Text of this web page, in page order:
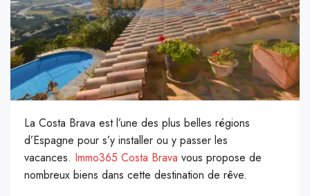
La Costa Brava est l’une des plus belles régions
d’Espagne pour s’y installer ou y passer les
vacances. Immo365 Costa Brava vous propose de
nombreux biens dans cette destination de rêve.